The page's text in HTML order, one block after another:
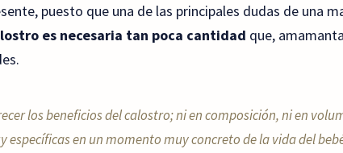
puesto que una de las principales dudas de una
es necesaria tan poca cantidad que,
los beneficios del calostro; ni en composición, ni en
específicas en un momento muy concreto de la vida del